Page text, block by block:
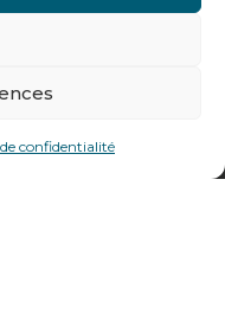
confidentialité